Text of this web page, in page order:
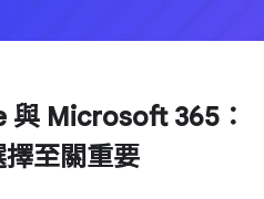
Microsoft 365：
至關重要